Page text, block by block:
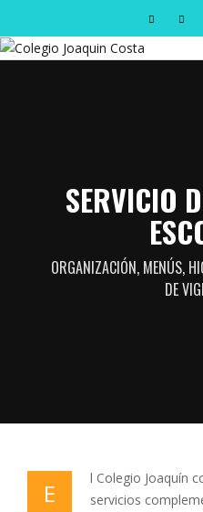
SERVICIO
ORGANIZACIÓN, MENÚS,
DE
E
l Colegio Joaquín
servicios